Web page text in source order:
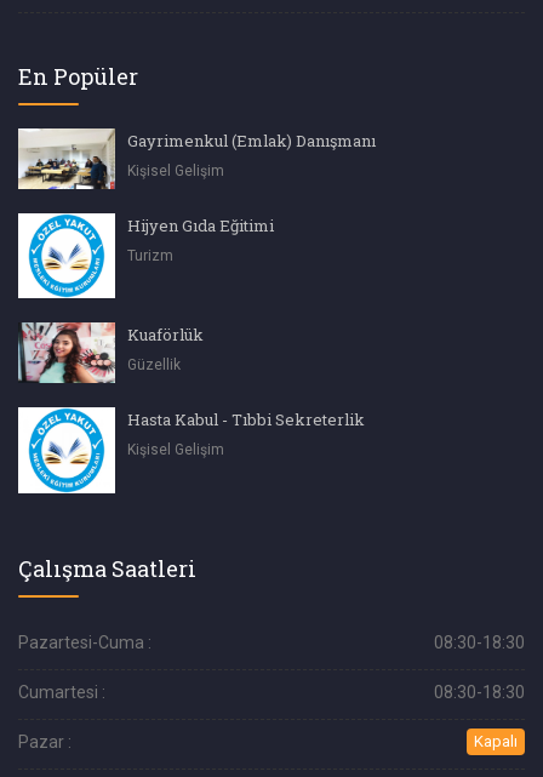
En Popüler
Gayrimenkul (Emlak) Danışmanı
Kişisel Gelişim
Hijyen Gıda Eğitimi
Turizm
Kuaförlük
Güzellik
Hasta Kabul - Tıbbi Sekreterlik
Kişisel Gelişim
Çalışma Saatleri
Pazartesi-Cuma : 08:30-18:30
Cumartesi : 08:30-18:30
Pazar : Kapalı